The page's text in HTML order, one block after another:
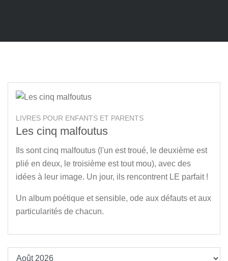
LIVRES POUR ENFANTS ET PARENTS
Les cinq malfoutus
Ils sont cinq malfoutus (l'un est troué, le deuxième est
plié en deux, le troisième est tout mou), avec des
idées à leur image. Un jour, ils rencontrent LE parfait !
Un album poétique et sensible, ode aux défauts et aux
particularités de chacun.